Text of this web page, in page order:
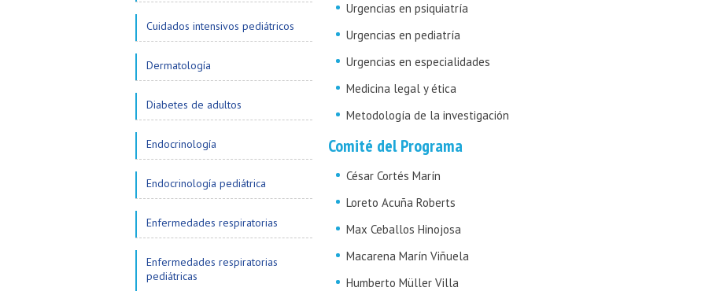
Cuidados intensivos pediátricos
Dermatología
Diabetes de adultos
Endocrinología
Endocrinología pediátrica
Enfermedades respiratorias
Enfermedades respiratorias
pediátricas
Urgencias en psiquiatría
Urgencias en pediatría
Urgencias en especialidades
Medicina legal y ética
Metodología de la investigación
Comité del Programa
César Cortés Marín
Loreto Acuña Roberts
Max Ceballos Hinojosa
Macarena Marín Viñuela
Humberto Müller Villa